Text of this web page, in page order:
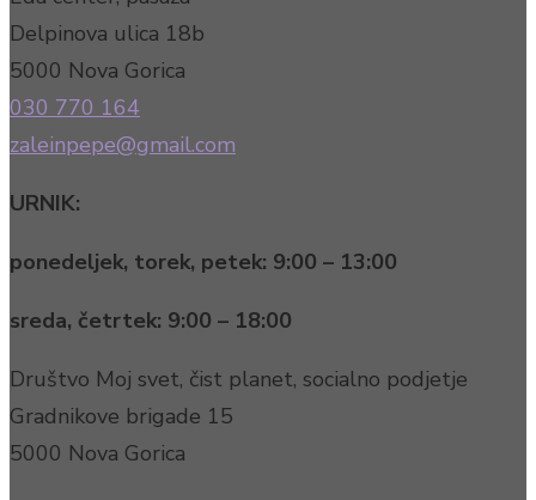
Delpinova ulica 18b
5000 Nova Gorica
030 770 164
zaleinpepe@gmail.com
URNIK:
ponedeljek, torek, petek: 9:00 – 13:00
sreda, četrtek: 9:00 – 18:00
Društvo Moj svet, čist planet, socialno podjetje
Gradnikove brigade 15
5000 Nova Gorica